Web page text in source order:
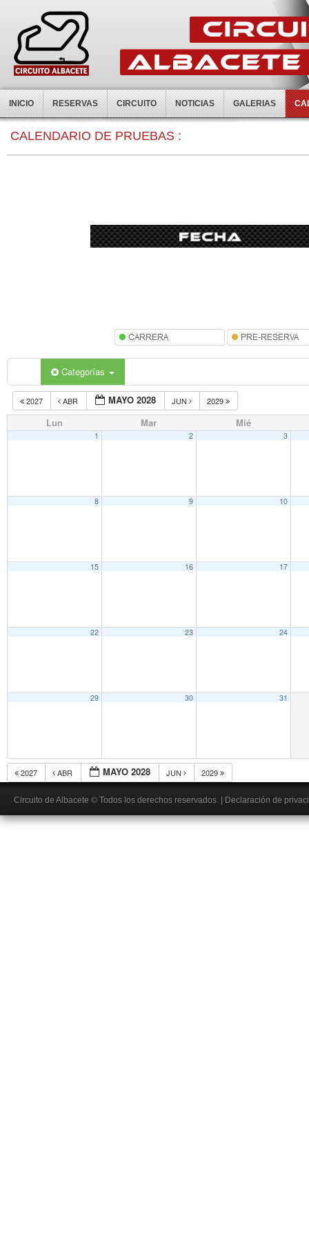
INICIO RESERVAS CIRCUITO NOTICIAS GALERIAS
CALENDARIO DE PRUEBAS :
Categorías
2027 ABR MAYO 2028 JUN 2029
Lun Mar Mié
1 2 3
8 9 10
15 16 17
22 23 24
29 30 31
2027 ABR MAYO 2028 JUN 2029
Circuito de Albacete © Todos los derechos reservados. Declaración de